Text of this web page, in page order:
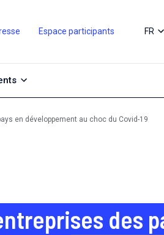
Espace participants FR
en développement au choc du Covid-19
des